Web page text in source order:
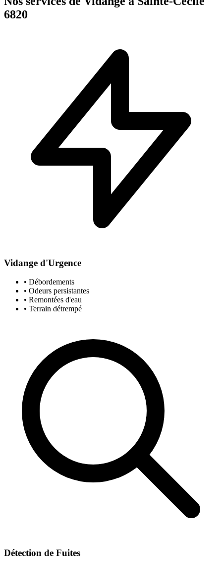
6820
Vidange d'Urgence
• Débordements
• Odeurs persistantes
• Remontées d'eau
• Terrain détrempé
Détection de Fuites